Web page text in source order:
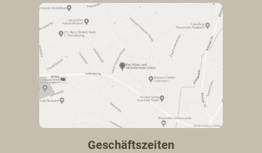
Geschäftszeiten